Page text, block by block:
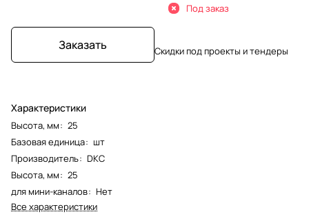
Заказать
Характеристики
Высота, мм: 25
Базовая единица: шт
Производитель: DKC
Высота, мм: 25
для мини-каналов: Нет
Все характеристики
Под заказ
Скидки под проекты и тендеры